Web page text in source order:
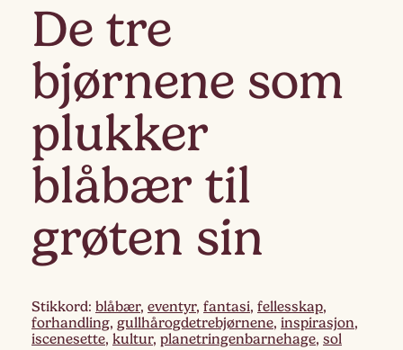
De tre
bjørnene som
plukker
blåbær til
grøten sin
Stikkord: blåbær, eventyr, fantasi, fellesskap,
forhandling, gullhårogdetrebjørnene, inspirasjon,
iscenesette, kultur, planetringenbarnehage, sol